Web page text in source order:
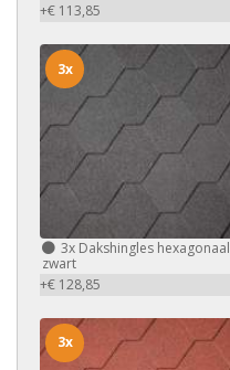
+€ 113,85
3x Dakshingles hexagonaal
zwart
+€ 128,85
3x
3x